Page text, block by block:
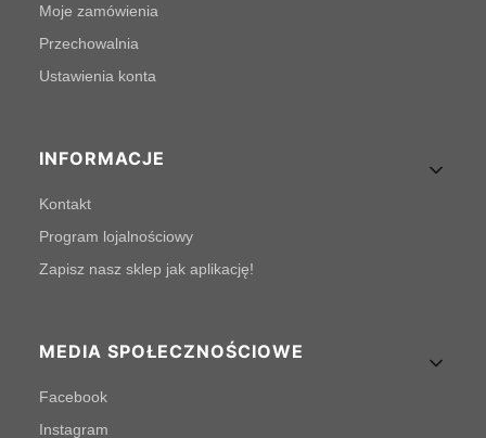
Moje zamówienia
Przechowalnia
Ustawienia konta
INFORMACJE
Kontakt
Program lojalnościowy
Zapisz nasz sklep jak aplikację!
MEDIA SPOŁECZNOŚCIOWE
Facebook
Instagram